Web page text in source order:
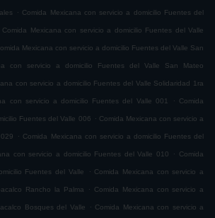
. Comida Mexicana con servicio a domicilio Fuentes del
Comida Mexicana con servicio a domicilio Fuentes del Valle
Mexicana con servicio a domicilio Fuentes del Valle San
con servicio a domicilio Fuentes del Valle San Mateo
con servicio a domicilio Fuentes del Valle Solidaridad 1ra
con servicio a domicilio Fuentes del Valle 001 . Comida
Fuentes del Valle 006 . Comida Mexicana con servicio a
. Comida Mexicana con servicio a domicilio Fuentes del
con servicio a domicilio Fuentes del Valle 010 . Comida
Fuentes del Valle . Comida Mexicana con servicio a
Rancho la Palma . Comida Mexicana con servicio a
Bosques del Valle . Comida Mexicana con servicio a